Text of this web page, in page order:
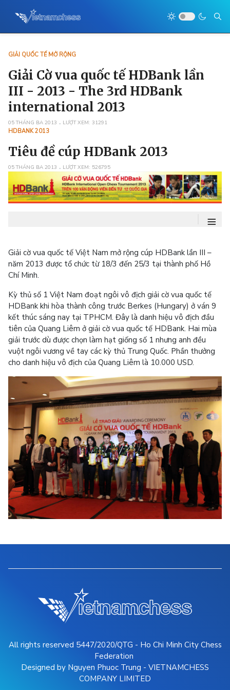
GIẢI QUỐC TẾ MỞ RỘNG
Giải Cờ vua quốc tế HDBank lần
III - 2013 - The 3rd HDBank
international 2013
05 THÁNG BA 2013 LƯỢT XEM: 31291
HDBANK 2013
Tiêu đề cúp HDBank 2013
05 THÁNG BA 2013 LƯỢT XEM: 526795
≡
Giải cờ vua quốc tế Việt Nam mở rộng cúp HDBank lần III –
năm 2013 được tổ chức từ 18/3 đến 25/3 tại thành phố Hồ
Chí Minh.
Kỳ thủ số 1 Việt Nam đoạt ngôi vô địch giải cờ vua quốc tế
HDBank khi hòa thành công trước Berkes (Hungary) ở ván 9
kết thúc sáng nay tại TPHCM. Đây là danh hiệu vô địch đầu
tiên của Quang Liêm ở giải cờ vua quốc tế HDBank. Hai mùa
giải trước dù được chọn làm hạt giống số 1 nhưng anh đều
vuột ngôi vương về tay các kỳ thủ Trung Quốc. Phần thưởng
cho danh hiệu vô địch của Quang Liêm là 10.000 USD.
All rights reserved 5447/2020/QTG - Ho Chi Minh City Chess
Federation
Designed by Nguyen Phuoc Trung - VIETNAMCHESS
COMPANY LIMITED